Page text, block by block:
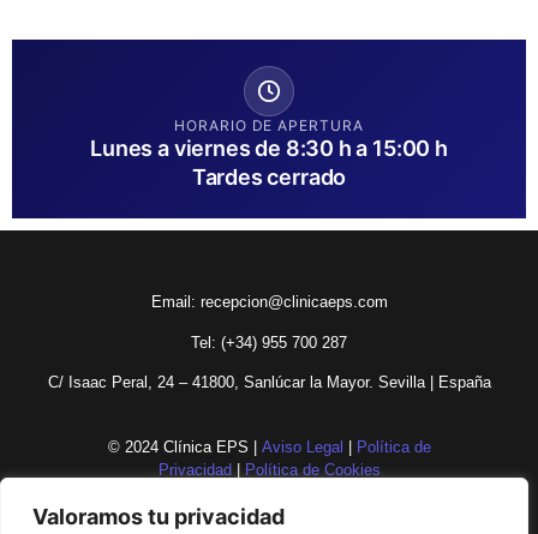
Valoramos tu privacidad
HORARIO DE APERTURA
Lunes a viernes de 8:30 h a 15:00 h
Tardes cerrado
Email: recepcion@clinicaeps.com
Tel: (+34) 955 700 287
C/ Isaac Peral, 24 – 41800, Sanlúcar la Mayor. Sevilla | España
© 2024 Clínica EPS | Aviso Legal | Política de
Privacidad| Política de Cookies